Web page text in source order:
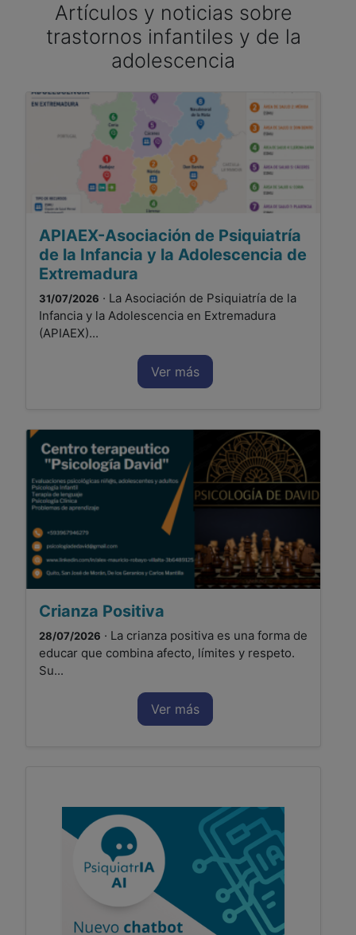
Artículos y noticias sobre
trastornos infantiles y de la
adolescencia
APIAEX-Asociación de Psiquiatría
de la Infancia y la Adolescencia de
Extremadura
31/07/2026 · La Asociación de Psiquiatría de la
Infancia y la Adolescencia en Extremadura
(APIAEX)...
Ver más
Crianza Positiva
28/07/2026 · La crianza positiva es una forma de
educar que combina afecto, límites y respeto.
Su...
Ver más